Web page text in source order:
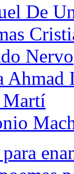
De
Nervo
Martí